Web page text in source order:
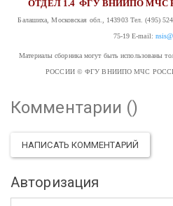
ОТДЕЛ 1.4ФГУ ВНИИПО МЧС
Балашиха, Московская обл., 143903Тел. (495)
75-19 E-mail:
Материалы сборника могут быть
РОССИИ© ФГУ ВНИИПО МЧС
Комментарии ()
НАПИСАТЬ КОММЕНТАРИЙ
Авторизация